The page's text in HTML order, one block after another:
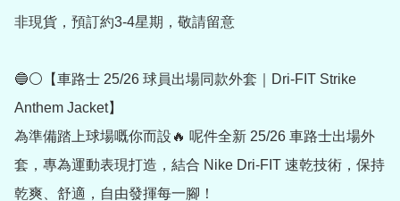
非現貨，預訂約3-4星期，敬請留意
🔵⚪【車路士 25/26 球員出場同款外套｜Dri-FIT Strike
Anthem Jacket】
為準備踏上球場嘅你而設🔥 呢件全新 25/26 車路士出場外
套，專為運動表現打造，結合 Nike Dri-FIT 速乾技術，保持
乾爽、舒適，自由發揮每一腳！